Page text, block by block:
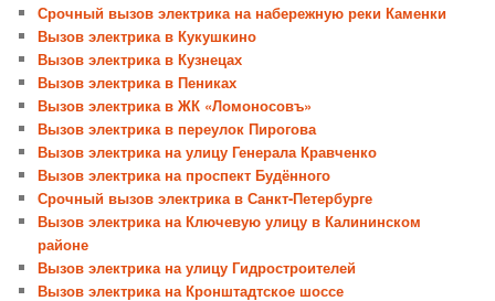
Срочный вызов электрика на набережную реки Каменки
Вызов электрика в Кукушкино
Вызов электрика в Кузнецах
Вызов электрика в Пениках
Вызов электрика в ЖК «Ломоносовъ»
Вызов электрика в переулок Пирогова
Вызов электрика на улицу Генерала Кравченко
Вызов электрика на проспект Будённого
Срочный вызов электрика в Санкт-Петербурге
Вызов электрика на Ключевую улицу в Калининском
районе
Вызов электрика на улицу Гидростроителей
Вызов электрика на Кронштадтское шоссе